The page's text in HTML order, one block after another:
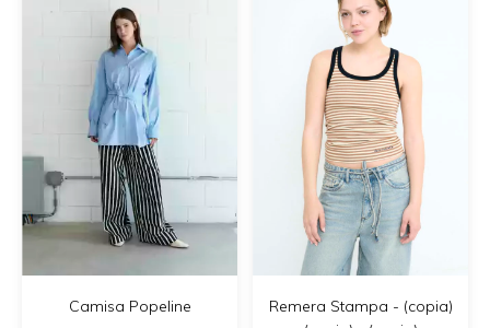
Camisa Popeline
Remera Stampa - (copia)